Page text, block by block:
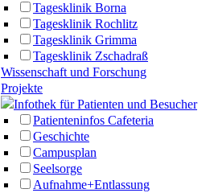
Tagesklinik Borna
Tagesklinik Rochlitz
Tagesklinik Grimma
Tagesklinik Zschadraß
Wissenschaft und Forschung
Projekte
Infothek für Patienten und Besucher
Patienteninfos Cafeteria
Geschichte
Campusplan
Seelsorge
Aufnahme+Entlassung